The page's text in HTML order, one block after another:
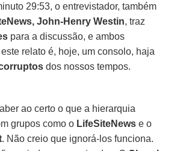
29:53, o entrevistador, também
John-Henry Westin, traz
para a discussão, e ambos
relato é, hoje, um consolo, haja
dos nossos tempos.
ao certo o que a hierarquia
grupos como o LifeSiteNews e o
. Não creio que ignorá-los funciona.